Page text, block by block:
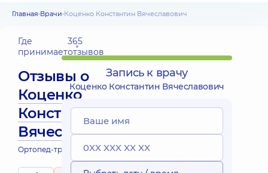
Главная Врачи Коценко Константин Вячеславович
Где
принимает
365
отзывов
Отзывы о
Коценко
Константин
Вячеславович
Ортопед-травматолог
Запись к врачу
Коценко Константин Вячеславович